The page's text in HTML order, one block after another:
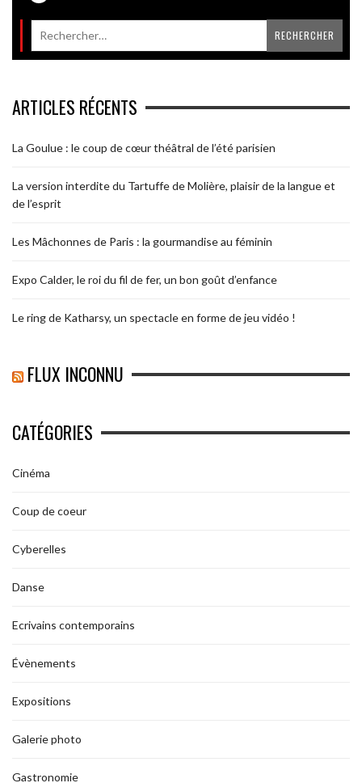
ARTICLES RÉCENTS
La Goulue : le coup de cœur théâtral de l’été parisien
La version interdite du Tartuffe de Molière, plaisir de la langue et
de l’esprit
Les Mâchonnes de Paris : la gourmandise au féminin
Expo Calder, le roi du fil de fer, un bon goût d’enfance
Le ring de Katharsy, un spectacle en forme de jeu vidéo !
FLUX INCONNU
CATÉGORIES
Cinéma
Coup de coeur
Cyberelles
Danse
Ecrivains contemporains
Évènements
Expositions
Galerie photo
Gastronomie